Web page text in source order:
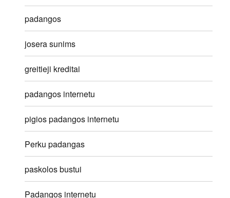
padangos
josera sunims
greitieji kreditai
padangos internetu
pigios padangos internetu
Perku padangas
paskolos bustui
Padangos internetu